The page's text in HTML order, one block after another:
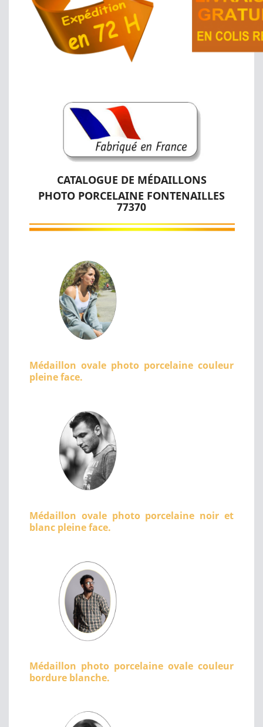
CATALOGUE DE MÉDAILLONS
PHOTO PORCELAINE FONTENAILLES
77370
Médaillon ovale photo porcelaine couleur
pleine face.
Médaillon ovale photo porcelaine noir et
blanc pleine face.
Médaillon photo porcelaine ovale couleur
bordure blanche.